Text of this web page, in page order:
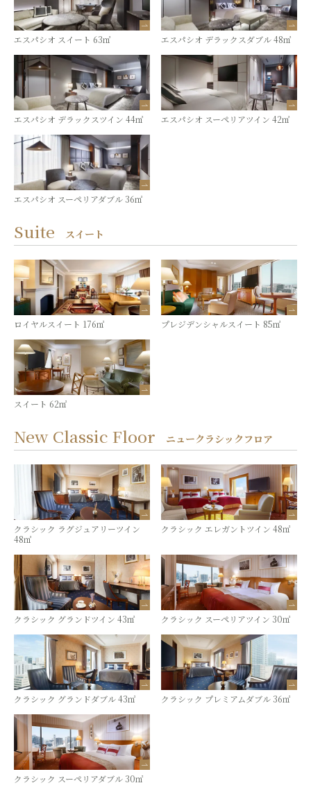
エスパシオ スイート 63㎡ エスパシオ デラックスダブル 48㎡
エスパシオ デラックスツイン 44㎡ エスパシオ スーペリアツイン 42㎡
エスパシオ スーペリアダブル 36㎡
Suite スイート
ロイヤルスイート 176㎡ プレジデンシャルスイート 85㎡
スイート 62㎡
New Classic Floor ニュークラシックフロア
クラシック ラグジュアリーツイン
48㎡
クラシック エレガントツイン 48㎡
クラシック グランドツイン 43㎡ クラシック スーペリアツイン 30㎡
クラシック グランドダブル 43㎡ クラシック プレミアムダブル 36㎡
クラシック スーペリアダブル 30㎡